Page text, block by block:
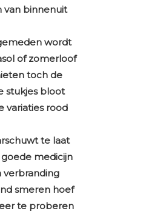
van binnenuit
wordt
of zomerloof
toch de
stukjes bloot
variaties rood
te laat
medicijn
verbranding
smeren hoef
te proberen